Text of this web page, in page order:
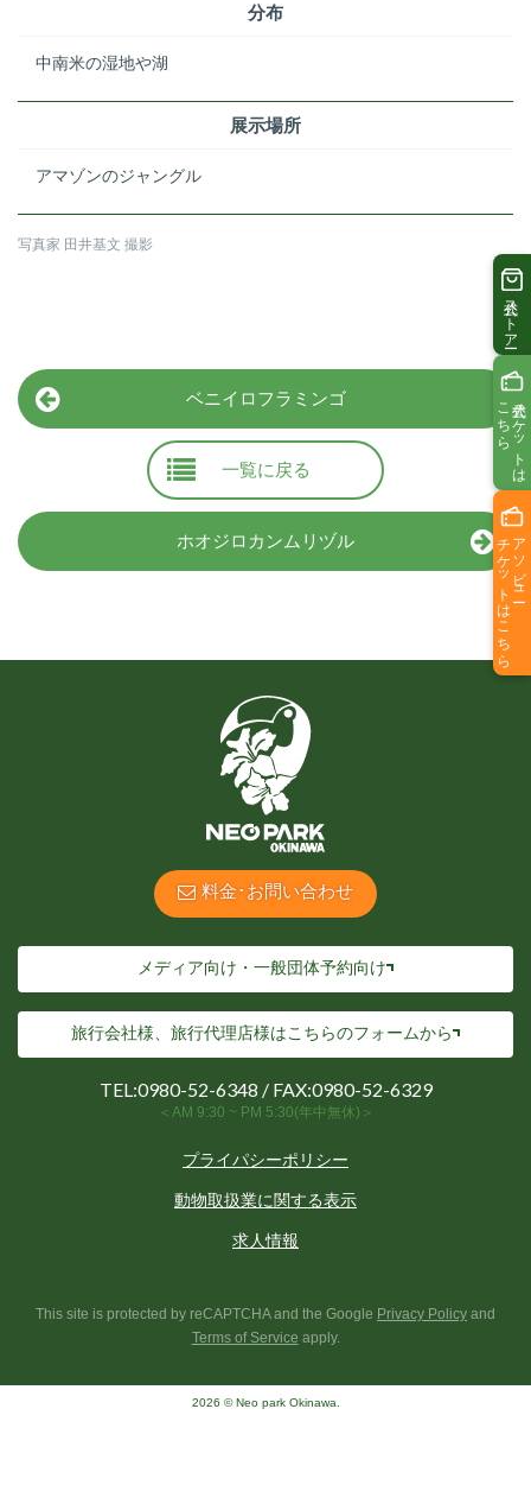
分布
中南米の湿地や湖
展示場所
アマゾンのジャングル
写真家 田井基文 撮影
ベニイロフラミンゴ
一覧に戻る
ホオジロカンムリヅル
料金･お問い合わせ
メディア向け・一般団体予約向け
旅行会社様、旅行代理店様はこちらのフォームから
TEL:0980-52-6348 / FAX:0980-52-6329
＜AM 9:30 ~ PM 5:30(年中無休)＞
プライパシーポリシー
動物取扱業に関する表示
求人情報
This site is protected by reCAPTCHA and the Google Privacy Policy and
Terms of Service apply.
2026 © Neo park Okinawa.
公式ストアー
公式チケットは
こちら
アソビュー
チケットはこちら